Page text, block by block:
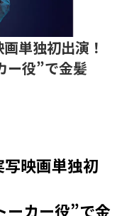
単独初出演！
ー役”で金髪
映画単独初
ーカー役”で金